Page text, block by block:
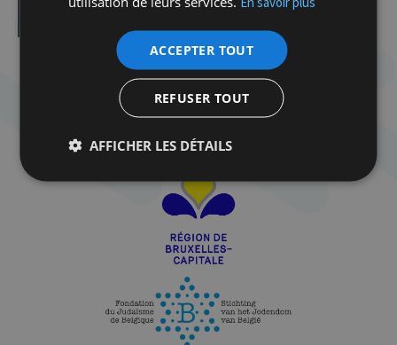
ACCEPTER TOUT
REFUSER TOUT
AFFICHER LES DÉTAILS